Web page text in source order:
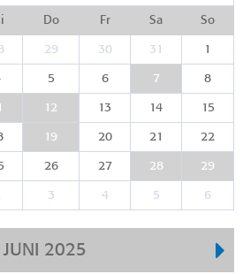
Do Fr Sa So
29 30 31 1
5 6 7 8
12 13 14 15
19 20 21 22
26 27 28 29
3 4 5 6
JUNI 2025